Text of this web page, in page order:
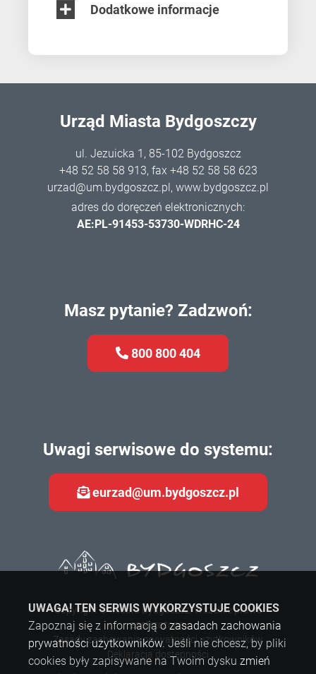
Dodatkowe informacje
Urząd Miasta Bydgoszczy
ul. Jezuicka 1, 85-102 Bydgoszcz
+48 52 58 58 913, fax +48 52 58 58 623
urzad@um.bydgoszcz.pl, www.bydgoszcz.pl
adres do doręczeń elektronicznych:
AE:PL-91453-53730-WDRHC-24
Masz pytanie? Zadzwoń:
800 800 404
Uwagi serwisowe do systemu:
eurzad@um.bydgoszcz.pl
Copyright © Miasto Bydgoszcz. Wszelkie prawa
zastrzeżone.
Zasady zachowania prywatności użytkowników
Deklaracja dostępności
UWAGA! TEN SERWIS WYKORZYSTUJE COOKIES
Zapoznaj się z informacją ozasadach zachowania
prywatności użytkowników. Jeśli nie chcesz, by pliki
cookies były zapisywane na Twoim dysku zmień